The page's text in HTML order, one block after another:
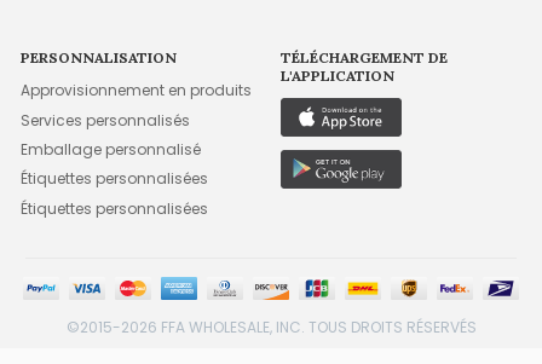
PERSONNALISATION
Approvisionnement en produits
Services personnalisés
Emballage personnalisé
Étiquettes personnalisées
Étiquettes personnalisées
TÉLÉCHARGEMENT DE
L'APPLICATION
©2015-2026 FFA WHOLESALE, INC. TOUS DROITS RÉSERVÉS